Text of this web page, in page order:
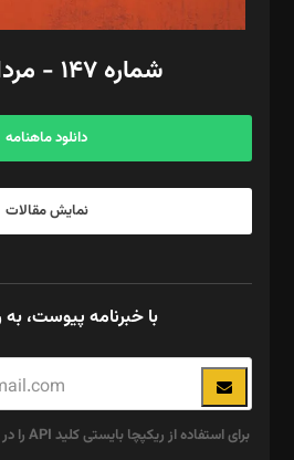
امور مالی: شاپور رهبری، محمد‌ کاظمی‌نیا
آگهی و مشترکین: ۰۹۱۹۹۹۹۰۴۵۴
شماره ۱۴۷ - مرداد ۱۴۰۵
دانلود ماهنامه
نمایش مقالات
با خبرنامه پیوست، به